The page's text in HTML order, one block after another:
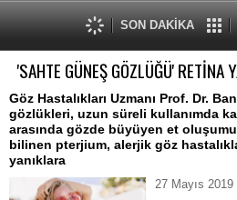
SON DAKİKA
'SAHTE GÜNEŞ GÖZLÜĞÜ' RETİNA
Göz Hastalıkları Uzmanı Prof. Dr.
gözlükleri, uzun süreli kullanımda
arasında gözde büyüyen et
bilinen pterjium, alerjik göz
yanıklara
27 Mayıs